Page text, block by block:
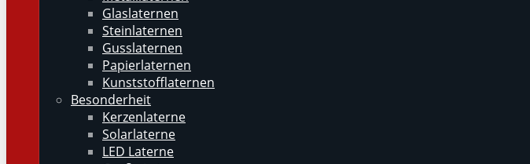
Glaslaternen
Steinlaternen
Gusslaternen
Papierlaternen
Kunststofflaternen
Besonderheit
Kerzenlaterne
Solarlaterne
LED Laterne